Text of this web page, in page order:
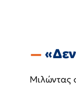
Μιλώντας